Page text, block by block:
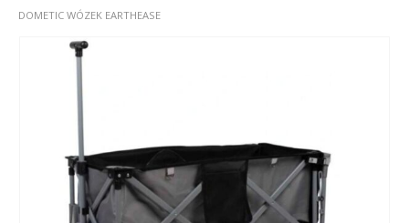
DOMETIC WÓZEK EARTHEASE